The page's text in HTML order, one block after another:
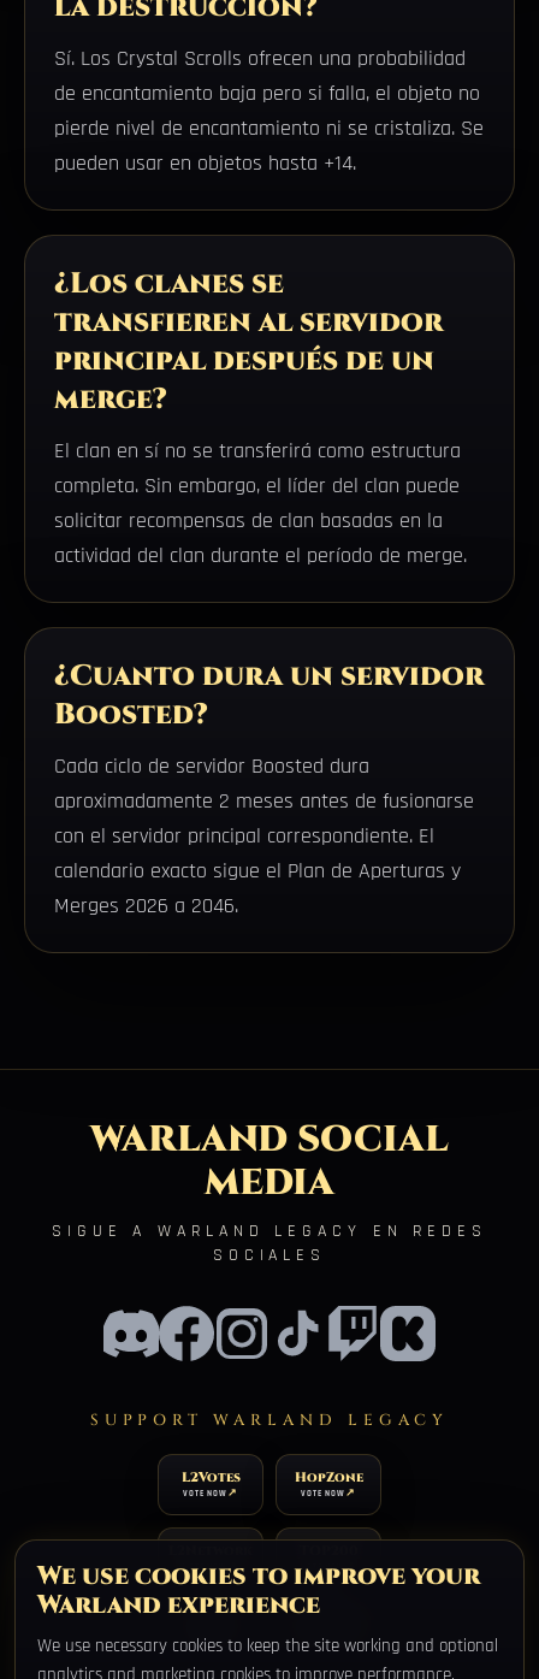
Sí. Los Crystal Scrolls ofrecen una probabilidad
de encantamiento baja pero si falla, el objeto no
pierde nivel de encantamiento ni se cristaliza. Se
pueden usar en objetos hasta +14.
¿Los clanes se
transfieren al servidor
principal después de un
merge?
El clan en sí no se transferirá como estructura
completa. Sin embargo, el líder del clan puede
solicitar recompensas de clan basadas en la
actividad del clan durante el período de merge.
¿Cuanto dura un servidor
Boosted?
Cada ciclo de servidor Boosted dura
aproximadamente 2 meses antes de fusionarse
con el servidor principal correspondiente. El
calendario exacto sigue el Plan de Aperturas y
Merges 2026 a 2046.
WARLAND SOCIAL
MEDIA
SIGUE A WARLAND LEGACY EN REDES
SOCIALES
SUPPORT WARLAND LEGACY
L2Votes
VOTE NOW
HopZone
VOTE NOW
VOTE NOW VOTE NOW
We use cookies to improve your
Warland experience
We use necessary cookies to keep the site working and optional